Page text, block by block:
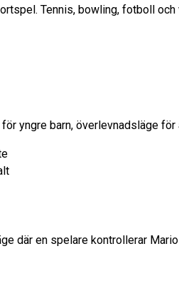
Tennis, bowling, fotboll
yngre barn, överlevnadsläge för
där en spelare kontrollerar Mario